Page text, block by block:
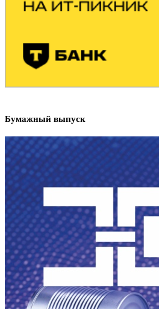
Бумажный выпуск